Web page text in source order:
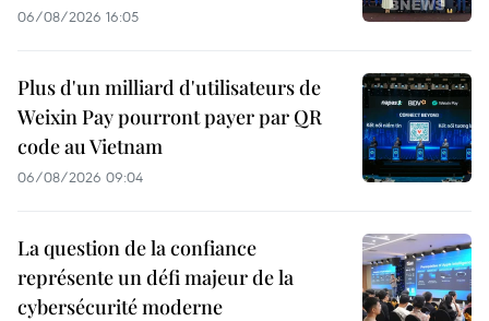
06/08/2026 16:05
Plus d'un milliard d'utilisateurs de
Weixin Pay pourront payer par QR
code au Vietnam
06/08/2026 09:04
La question de la confiance
représente un défi majeur de la
cybersécurité moderne